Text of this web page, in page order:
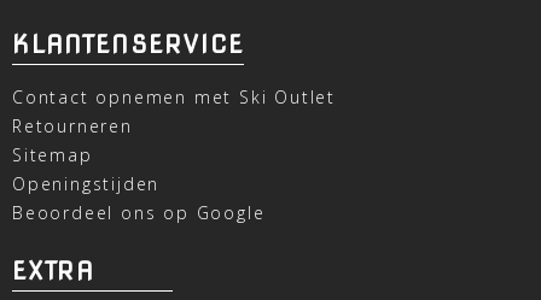
KLANTENSERVICE
Contact opnemen met Ski Outlet
Retourneren
Sitemap
Openingstijden
Beoordeel ons op Google
EXTRA